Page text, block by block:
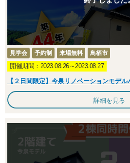
見学会 予約制 来場無料 鳥栖市
開催期間：2023.08.26～2023.08.27
【２日間限定】今泉リノベーションモデル
詳細を見る